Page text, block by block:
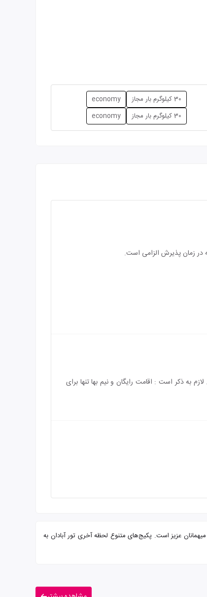
30 کیلوگرم بار مجاز economy
30 کیلوگرم بار مجاز economy
در زمان پذیرش الزامی است.
اقامت کودک بالای 5سال به طور کامل محاسبه می‌گردد. لازم به ذکر است : اقامت رایگان و نیم بها تنها برای
و پرسنلی مجرب آماده پذیرایی از شما میهمانان عزیز است. پکیج‌های متنوع لحظه آخری تور آبادان به